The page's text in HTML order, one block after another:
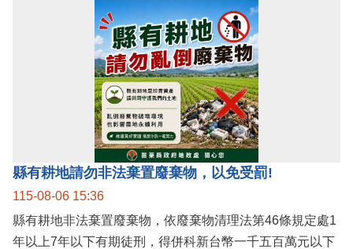
縣有耕地請勿非法棄置廢棄物，以免受罰!
115-08-06 15:36
縣有耕地非法棄置廢棄物，依廢棄物清理法第46條規定處1
年以上7年以下有期徒刑，得併科新台幣一千五百萬元以下